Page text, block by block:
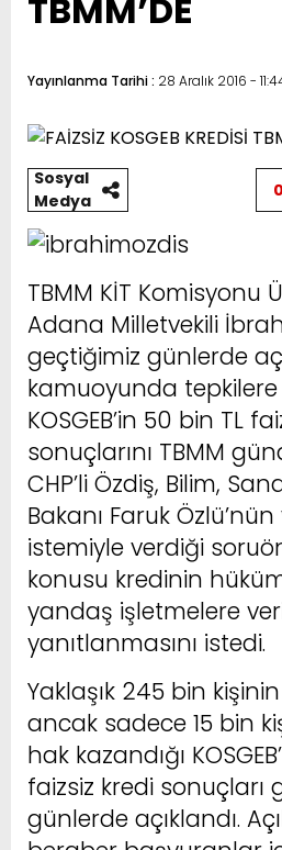
TBMM’DE
Yayınlanma Tarihi : 28 Aralık 2016 -
Sosyal
Medya
0
TBMM KİT Komisyonu
Adana Milletvekili
geçtiğimiz günlerde
kamuoyunda
KOSGEB’in 50 bin TL
sonuçlarını TBMM
CHP’li Özdiş, Bilim,
Bakanı Faruk
istemiyle verdiği
konusu kredinin
yandaş işletmelere
yanıtlanmasını istedi.
Yaklaşık 245 bin
ancak sadece 15 bin
hak kazandığı
faizsiz kredi sonuçları
günlerde açıklandı.